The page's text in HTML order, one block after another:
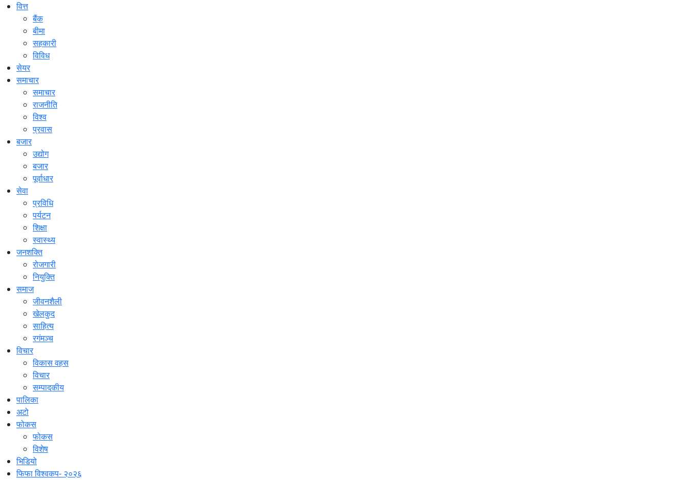
वित्त
बैंक
बीमा
सहकारी
विविध
सेयर
समाचार
समाचार
राजनीति
विश्व
प्रवास
बजार
उद्योग
बजार
पूर्वाधार
सेवा
प्रविधि
पर्यटन
शिक्षा
स्वास्थ्य
जनशक्ति
रोजगारी
नियुक्ति
समाज
जीवनशैली
खेलकुद
साहित्य
रगंमञ्च
विचार
विकास वहस
विचार
सम्पादकीय
पालिका
अटो
फोकस
फोकस
विशेष
भिडियो
फिफा विश्वकप- २०२६